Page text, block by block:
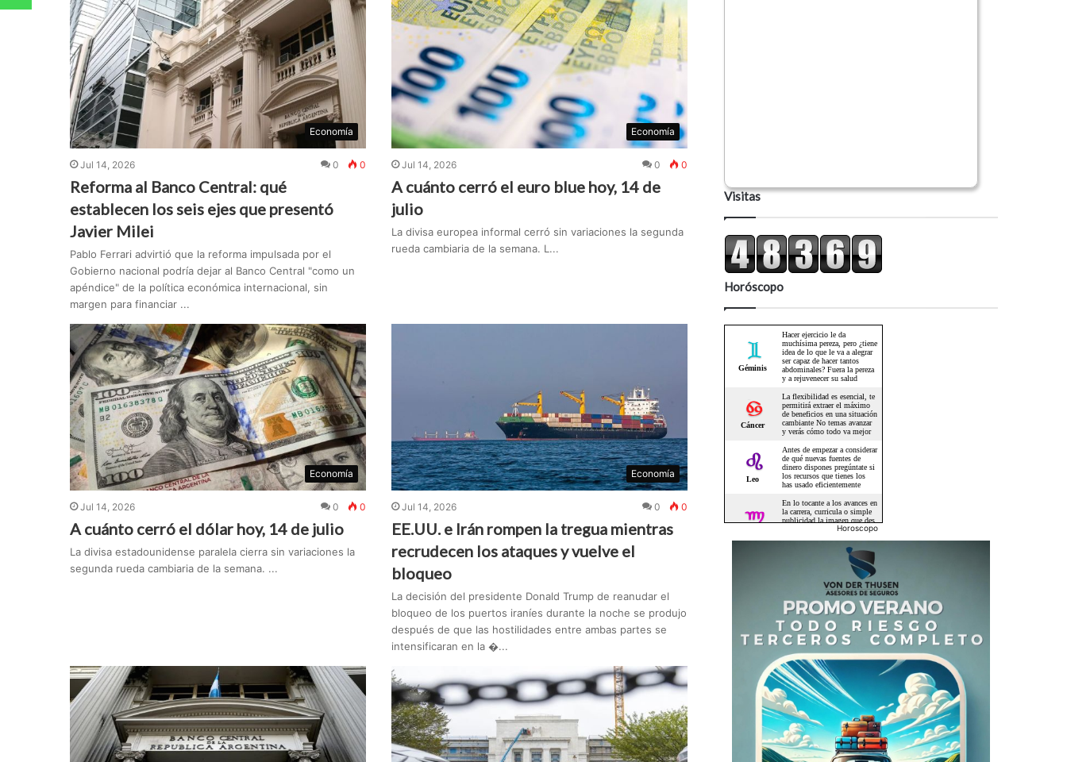
Economía
Jul 14, 2026 0 0
Reforma al Banco Central: qué
establecen los seis ejes que presentó
Javier Milei
Pablo Ferrari advirtió que la reforma impulsada por el
Gobierno nacional podría dejar al Banco Central "como un
apéndice" de la política económica internacional, sin
margen para financiar ...
Economía
Jul 14, 2026 0 0
A cuánto cerró el euro blue hoy, 14 de
julio
La divisa europea informal cerró sin variaciones la segunda
rueda cambiaria de la semana. L...
Economía
Jul 14, 2026 0 0
A cuánto cerró el dólar hoy, 14 de julio
La divisa estadounidense paralela cierra sin variaciones la
segunda rueda cambiaria de la semana. ...
Economía
Jul 14, 2026 0 0
EE.UU. e Irán rompen la tregua mientras
recrudecen los ataques y vuelve el
bloqueo
La decisión del presidente Donald Trump de reanudar el
bloqueo de los puertos iraníes durante la noche se produjo
después de que las hostilidades entre ambas partes se
intensificaran en la �...
Visitas
Horóscopo
Horoscopo